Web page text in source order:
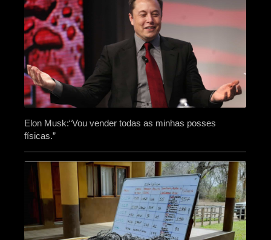
Elon Musk:“Vou vender todas as minhas posses
físicas.”